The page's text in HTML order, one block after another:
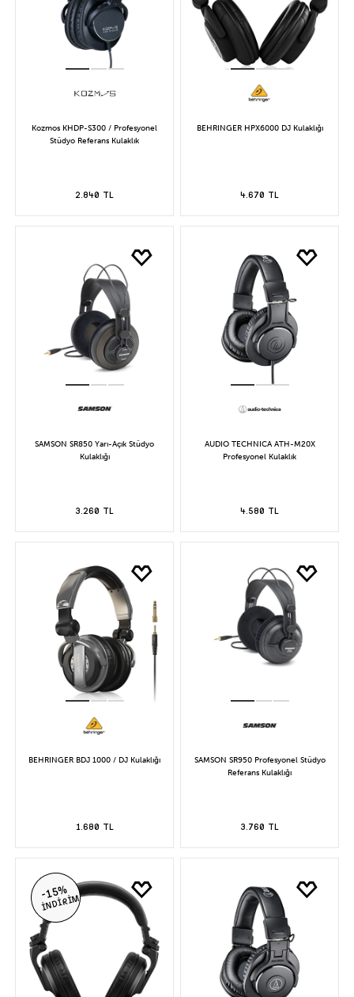
Kozmos KHDP-S300 / Profesyonel
Stüdyo Referans Kulaklık
2.840 TL
BEHRINGER HPX6000 DJ Kulaklığı
4.670 TL
SAMSON SR850 Yarı-Açık Stüdyo
Kulaklığı
3.260 TL
AUDIO TECHNICA ATH-M20X
Profesyonel Kulaklık
4.580 TL
BEHRINGER BDJ 1000 / DJ Kulaklığı
1.680 TL
SAMSON SR950 Profesyonel Stüdyo
Referans Kulaklığı
3.760 TL
-15%
İNDİRİM